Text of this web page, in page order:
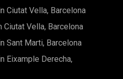
Ciutat Vella, Barcelona
Vella, Barcelona
Sant Marti, Barcelona
Eixample Derecha,